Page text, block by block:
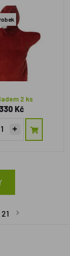
2 ks
330 Kč
21